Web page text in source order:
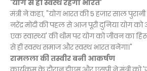
'योग से ही स्वस्थ रहेगा भारत'
मंत्री ने कहा, "योग भारत की 5 हजार साल पुरानी
नरेंद्र मोदी की पहल से आज पूरी दुनिया योग को
एक स्वास्थ्य' की थीम पर योग को जीवन का
से ही स्वस्थ समाज और स्वस्थ भारत बनेगा।"
रामलला की तस्वीर बनी आकर्षण